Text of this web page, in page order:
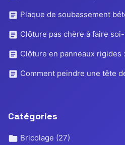
Plaque de soubassement
Clôture pas chère à faire
Clôture en panneaux rigides
Comment peindre une tête
Catégories
Bricolage (27)